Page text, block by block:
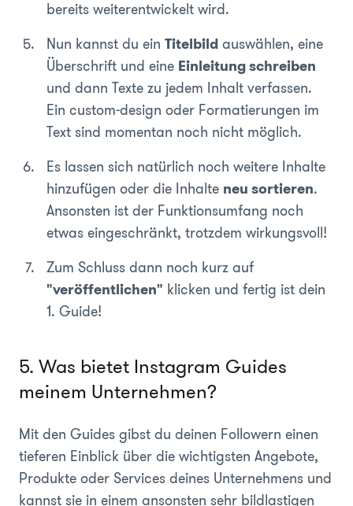
bereits weiterentwickelt wird.
Nun kannst du ein Titelbildauswählen, eine
Überschrift und eine Einleitung schreiben
und dann Texte zu jedem Inhalt verfassen.
Ein custom-design oder Formatierungen im
Text sind momentan noch nicht möglich.
Es lassen sich natürlich noch weitere Inhalte
hinzufügen oder die Inhalte neu sortieren.
Ansonsten ist der Funktionsumfang noch
etwas eingeschränkt, trotzdem wirkungsvoll!
Zum Schluss dann noch kurz auf
"veröffentlichen" klicken und fertig ist dein
1. Guide!
5. Was bietet Instagram Guides
meinem Unternehmen?
Mit den Guides gibst du deinen Followern einen
tieferen Einblick über die wichtigsten Angebote,
Produkte oder Services deines Unternehmens und
kannst sie in einem ansonsten sehr bildlastigen